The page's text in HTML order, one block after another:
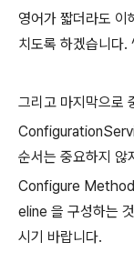
영어가 짧더라도 이
치도록 하겠습니다.
그리고 마지막으로
순서는 중요하지 않
Configure Method
eline 을 구성하는
시기 바랍니다.